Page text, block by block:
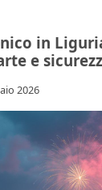
in
e
2026